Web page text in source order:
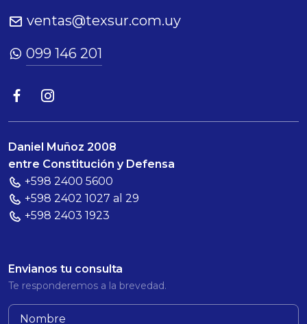
ventas@texsur.com.uy
099 146 201
Daniel Muñoz 2008
entre Constitución y Defensa
+598 2400 5600
+598 2402 1027 al 29
+598 2403 1923
Envianos tu consulta
Te responderemos a la brevedad.